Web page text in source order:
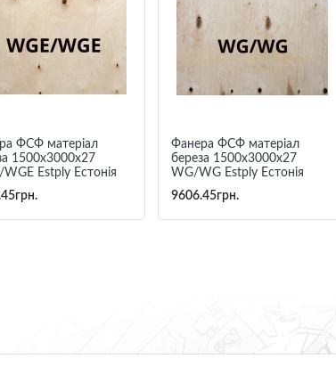
ФСФ матеріал
1500х3000х27
Estply Естонія
Фанера ФСФ матеріал
береза 1500х3000х27
WG/WG Estply Естонія
9606.45грн.